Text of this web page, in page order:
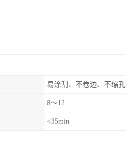
易涂刮、不卷边、不缩孔
8～12
<35min